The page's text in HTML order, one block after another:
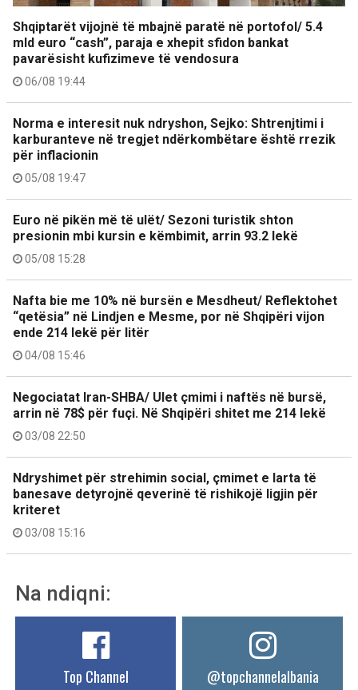
Shqiptarët vijojnë të mbajnë paratë në portofol/ 5.4
mld euro “cash”, paraja e xhepit sfidon bankat
pavarësisht kufizimeve të vendosura
06/08 19:44
Norma e interesit nuk ndryshon, Sejko: Shtrenjtimi i
karburanteve në tregjet ndërkombëtare është rrezik
për inflacionin
05/08 19:47
Euro në pikën më të ulët/ Sezoni turistik shton
presionin mbi kursin e këmbimit, arrin 93.2 lekë
05/08 15:28
Nafta bie me 10% në bursën e Mesdheut/ Reflektohet
“qetësia” në Lindjen e Mesme, por në Shqipëri vijon
ende 214 lekë për litër
04/08 15:46
Negociatat Iran-SHBA/ Ulet çmimi i naftës në bursë,
arrin në 78$ për fuçi. Në Shqipëri shitet me 214 lekë
03/08 22:50
Ndryshimet për strehimin social, çmimet e larta të
banesave detyrojnë qeverinë të rishikojë ligjin për
kriteret
03/08 15:16
Na ndiqni:
Top Channel @topchannelalbania